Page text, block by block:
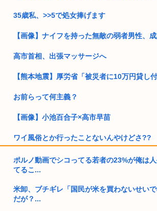
35歳私、>>5で処女捧げます
【画像】ナイフを持った無敵の弱者男性、
高市首相、出張マッサージへ
【熊本地震】厚労省「被災者に10万円貸し付
お前らって何主義？
【画像】小池百合子×高市早苗
ワイ風俗とか行ったことないんやけどさ??
【動画】女さん「男と話してる時、おぱーい
る」
独身ケンモミン、1600万円で終の住処を購
ポルノ動画でシコってる若者の23%が俺は
てるこ...
米卸、ブチギレ「国民が米を買わないせい
だが？...